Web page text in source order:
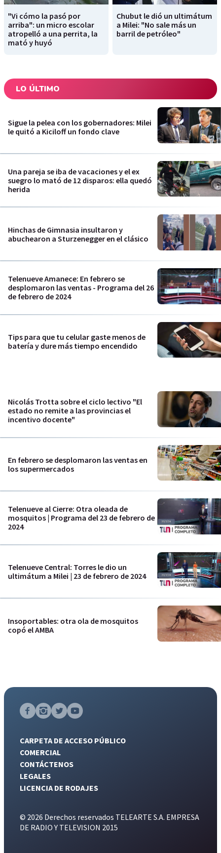
"Vi cómo la pasó por
arriba": un micro escolar
atropelló a una perrita, la
mató y huyó
Chubut le dió un ultimátum
a Milei: "No sale más un
barril de petróleo"
LO ÚLTIMO
Sigue la pelea con los gobernadores: Milei
le quitó a Kiciloff un fondo clave
Una pareja se iba de vacaciones y el ex
suegro lo mató de 12 disparos: ella quedó
herida
Hinchas de Gimnasia insultaron y
abuchearon a Sturzenegger en el clásico
Telenueve Amanece: En febrero se
desplomaron las ventas - Programa del 26
de febrero de 2024
Tips para que tu celular gaste menos de
batería y dure más tiempo encendido
Nicolás Trotta sobre el ciclo lectivo "El
estado no remite a las provincias el
incentivo docente"
En febrero se desplomaron las ventas en
los supermercados
Telenueve al Cierre: Otra oleada de
mosquitos | Programa del 23 de febrero de
2024
Telenueve Central: Torres le dio un
ultimátum a Milei | 23 de febrero de 2024
Insoportables: otra ola de mosquitos
copó el AMBA
CARPETA DE ACCESO PÚBLICO
COMERCIAL
CONTÁCTENOS
LEGALES
LICENCIA DE RODAJES
© 2026 Derechos reservados TELEARTE S.A. EMPRESA
DE RADIO Y TELEVISION 2015